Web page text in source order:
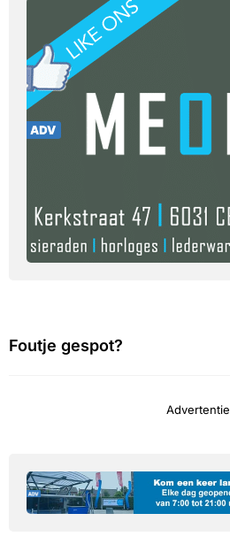
Foutje gespot?
Advertentie